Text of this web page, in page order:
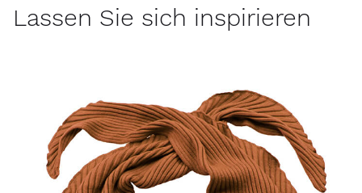
Lassen Sie sich inspirieren